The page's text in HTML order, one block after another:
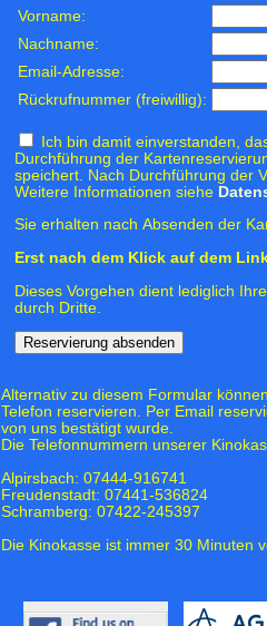
Vorname:
Nachname:
Email-Adresse:
Rückrufnummer (freiwillig):
Ich bin damit einverstanden,
Durchführung der
speichert. Nach Durchführung der
Weitere Informationen siehe
Sie erhalten nach Absenden der
Erst nach dem Klick auf dem
Dieses Vorgehen dient lediglich
durch Dritte.
Alternativ zu diesem Formular
Telefon reservieren. Per Email
von uns bestätigt wurde.
Die Telefonnummern unserer
Alpirsbach: 07444-916741
Freudenstadt: 07441-536824
Schramberg: 07422-245397
Die Kinokasse ist immer 30 Minuten